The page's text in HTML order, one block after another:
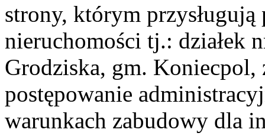
strony, którym przysługują
nieruchomości tj.: działek
Grodziska, gm. Koniecpol,
postępowanie
warunkach zabudowy dla